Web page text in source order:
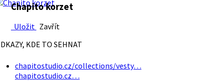
Chapito korzet
Uložit Zavřít
KDE TO SEHNAT
chapitostudio.cz/collections/vesty…
chapitostudio.cz…